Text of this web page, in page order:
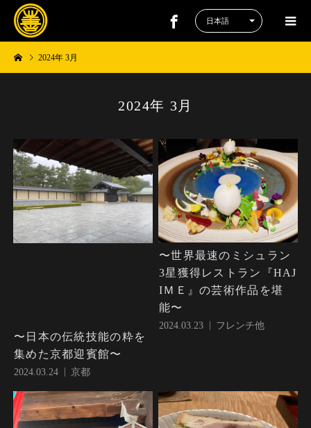
2024年 3月
2024年 3月
〜日本の伝統技能の粋を
集めた京都迎賓館〜
2024.03.24 京都
〜世界最速のミシュラン
3星獲得レストラン『HAJ
IＭＥ』の芸術作品を堪
能〜
2024.03.23 フレンチ他